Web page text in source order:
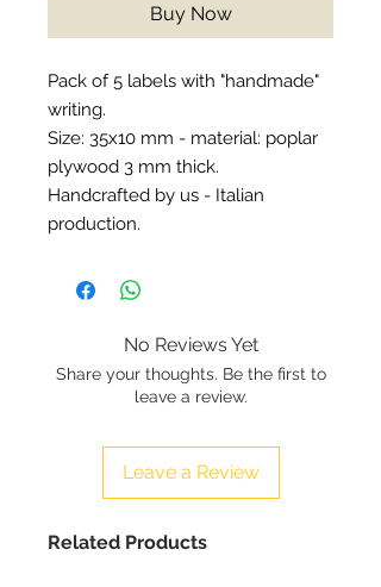
Buy Now
Pack of 5 labels with "handmade"
writing.
Size: 35x10 mm - material: poplar
plywood 3 mm thick.
Handcrafted by us - Italian
production.
No Reviews Yet
Share your thoughts. Be the first to
leave a review.
Leave a Review
Related Products